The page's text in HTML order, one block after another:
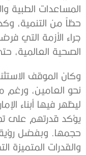
المساعدات الطبية
حظاً من التنمية،
جراء الأزمة التي
الصحية العالمية،
وكان الموقف
نحو العامين، ورغم
ليظهر فيها أبناء
يؤكد قدرتهم على
حجمها. وبفضل رؤية
والقدرات المتميزة